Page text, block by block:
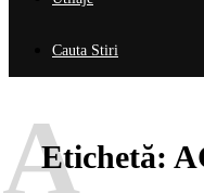
Cauta Stiri
Etichetă:
A